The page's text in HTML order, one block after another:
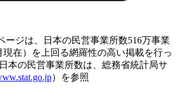
ージは、日本の民営事業所数516万事業
現在）を上回る網羅性の高い掲載を行っ
本の民営事業所数は、総務省統計局サ
）を参照